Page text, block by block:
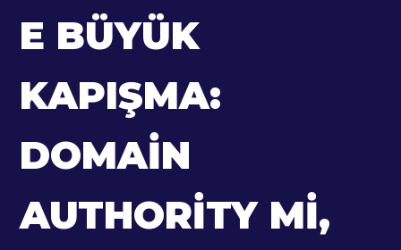
E BÜYÜK
KAPIŞMA:
DOMAIN
AUTHORITY MI,